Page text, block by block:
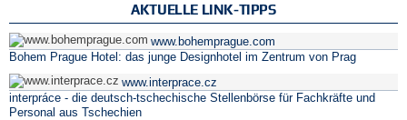
AKTUELLE LINK-TIPPS
www.bohemprague.com
Bohem Prague Hotel: das junge Designhotel im Zentrum von Prag
www.interprace.cz
interpráce - die deutsch-tschechische Stellenbörse für Fachkräfte und
Personal aus Tschechien